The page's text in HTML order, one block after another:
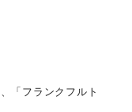
「フランクフルト